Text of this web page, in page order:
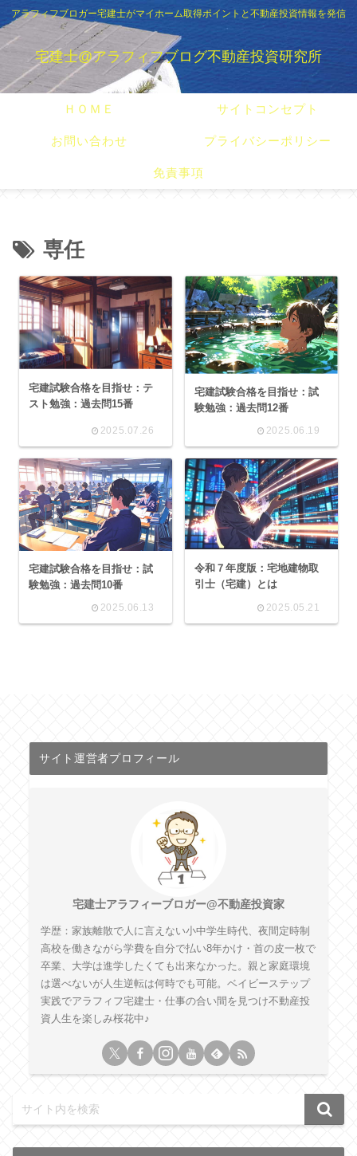
アラフィフブロガー宅建士がマイホーム取得ポイントと不動産投資情報を発信
宅建士@アラフィフブログ不動産投資研究所
ＨＯＭＥ サイトコンセプト
お問い合わせ プライバシーポリシー
免責事項
専任
宅建試験合格を目指せ：テ
スト勉強：過去問15番
2025.07.26
宅建試験合格を目指せ：試
験勉強：過去問12番
2025.06.19
宅建試験合格を目指せ：試
験勉強：過去問10番
2025.06.13
令和７年度版：宅地建物取
引士（宅建）とは
2025.05.21
サイト運営者プロフィール
宅建士アラフィーブロガー@不動産投資家
学歴：家族離散で人に言えない小中学生時代、夜間定時制
高校を働きながら学費を自分で払い8年かけ・首の皮一枚で
卒業、大学は進学したくても出来なかった。親と家庭環境
は選べないが人生逆転は何時でも可能。ベイビーステップ
実践でアラフィフ宅建士・仕事の合い間を見つけ不動産投
資人生を楽しみ桜花中♪